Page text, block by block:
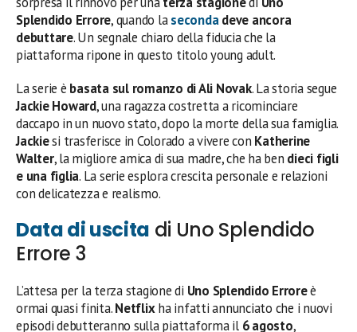
Splendido Errore, quando lasecondadeve ancora
debuttare. Un segnale chiaro della fiducia che la
piattaforma ripone in questo titolo young adult.
La serie è basata sul romanzo di Ali Novak. La storia segue
Jackie Howard, una ragazza costretta a ricominciare
daccapo in un nuovo stato, dopo la morte della sua famiglia.
Jackiesi trasferisce in Colorado a vivere con Katherine
Walter, la migliore amica di sua madre, che ha ben dieci figli
e una figlia. La serie esplora crescita personale e relazioni
con delicatezza e realismo.
Data di uscita di Uno Splendido
Errore 3
L’attesa per la terza stagione di Uno Splendido Erroreè
ormai quasi finita.Netflixha infatti annunciato che i nuovi
episodi debutteranno sulla piattaforma il 6 agosto,